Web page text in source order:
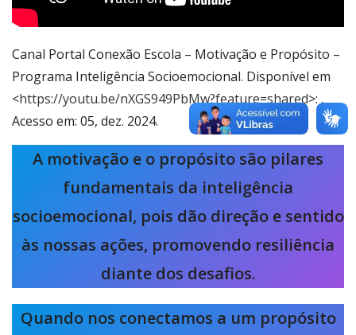
Canal Portal Conexão Escola – Motivação e Propósito –
Programa Inteligência Socioemocional. Disponível em
<https://youtu.be/nXGS949PbMw?feature=shared>: .
Acesso em: 05, dez. 2024.
A motivação e o propósito são pilares
fundamentais da inteligência
socioemocional, pois dão direção e sentido
às nossas ações, promovendo resiliência
diante dos desafios.
Quando nos conectamos a um propósito